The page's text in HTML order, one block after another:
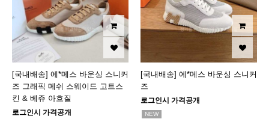
[국내배송] 에*메스 바운싱 스니커
즈 그래픽 메쉬 스웨이드 고트스
킨 & 베쥬 아흐질
로그인시 가격공개
[국내배송] 에*메스 바운싱 스니커
즈
로그인시 가격공개
NEW